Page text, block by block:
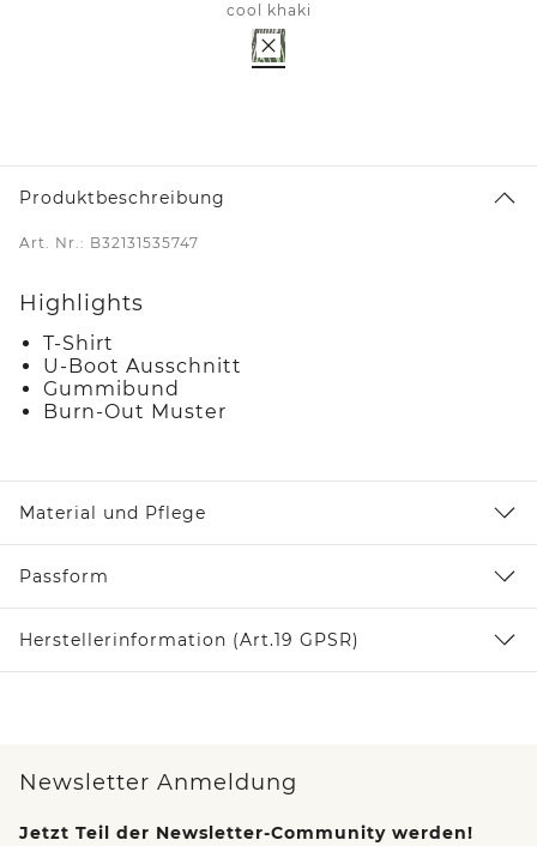
cool khaki
Produktbeschreibung
Art. Nr.: B32131535747
Highlights
T-Shirt
U-Boot Ausschnitt
Gummibund
Burn-Out Muster
Material und Pflege
Passform
Herstellerinformation (Art.19 GPSR)
Newsletter Anmeldung
Jetzt Teil der Newsletter-Community werden!